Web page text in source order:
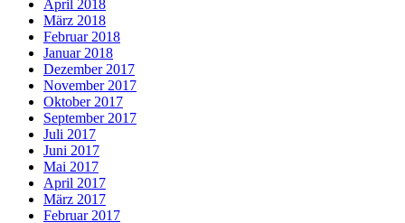
April 2018
März 2018
Februar 2018
Januar 2018
Dezember 2017
November 2017
Oktober 2017
September 2017
Juli 2017
Juni 2017
Mai 2017
April 2017
März 2017
Februar 2017